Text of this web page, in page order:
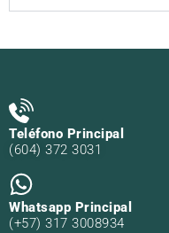
Teléfono Principal
(604) 372 3031
Whatsapp Principal
(+57) 317 3008934